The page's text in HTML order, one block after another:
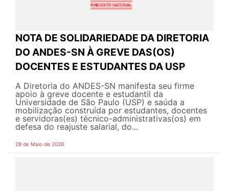
NOTA DE SOLIDARIEDADE DA DIRETORIA
DO ANDES-SN À GREVE DAS(OS)
DOCENTES E ESTUDANTES DA USP
A Diretoria do ANDES-SN manifesta seu firme
apoio à greve docente e estudantil da
Universidade de São Paulo (USP) e saúda a
mobilização construída por estudantes, docentes
e servidoras(es) técnico-administrativas(os) em
defesa do reajuste salarial, do...
28 de Maio de 2026